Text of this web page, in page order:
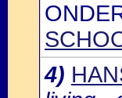
4)